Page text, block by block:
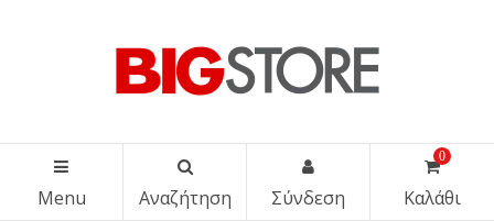
Menu Αναζήτηση Σύνδεση
0
Καλάθι